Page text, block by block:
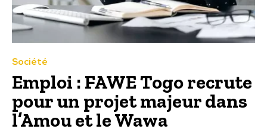
Société
Emploi : FAWE Togo recrute
pour un projet majeur dans
l’Amou et le Wawa